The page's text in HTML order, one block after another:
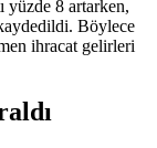
yüzde 8 artarken,
Böylece
ihracat gelirleri